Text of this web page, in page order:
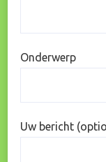
Onderwerp
Uw bericht